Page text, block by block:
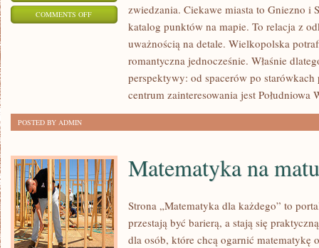
COMMENTS OFFON
KROTOSZYN
zwiedzania. Ciekawe miasta to Gniezno i
katalog punktów na mapie. To relacja z
uważnością na detale. Wielkopolska
romantyczna jednocześnie. Właśnie
perspektywy: od spacerów po
centrum zainteresowania jest Południowa
POSTED BY ADMIN
Matematyka na
Strona „Matematyka dla każdego” to
przestają być barierą, a stają się
dla osób, które chcą ogarnić matematykę